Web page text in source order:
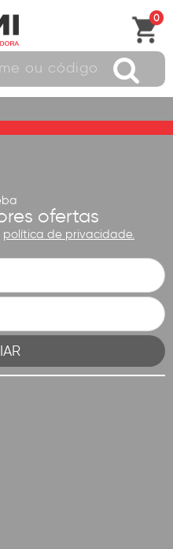
0
ofertas
política de privacidade.